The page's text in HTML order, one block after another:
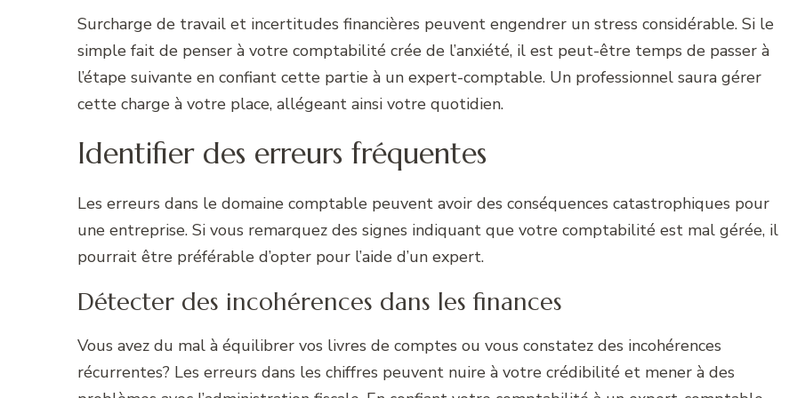
Surcharge de travail et incertitudes financières peuvent engendrer un stress considérable. Si le
simple fait de penser à votre comptabilité crée de l’anxiété, il est peut-être temps de passer à
l’étape suivante en confiant cette partie à un expert-comptable. Un professionnel saura gérer
cette charge à votre place, allégeant ainsi votre quotidien.
Identifier des erreurs fréquentes
Les erreurs dans le domaine comptable peuvent avoir des conséquences catastrophiques pour
une entreprise. Si vous remarquez des signes indiquant que votre comptabilité est mal gérée, il
pourrait être préférable d’opter pour l’aide d’un expert.
Détecter des incohérences dans les finances
Vous avez du mal à équilibrer vos livres de comptes ou vous constatez des incohérences
récurrentes? Les erreurs dans les chiffres peuvent nuire à votre crédibilité et mener à des